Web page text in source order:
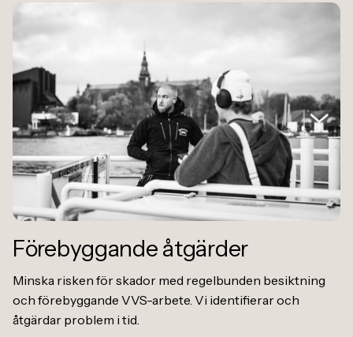
Förebyggande åtgärder
Minska risken för skador med regelbunden besiktning
och förebyggande VVS-arbete. Vi identifierar och
åtgärdar problem i tid.